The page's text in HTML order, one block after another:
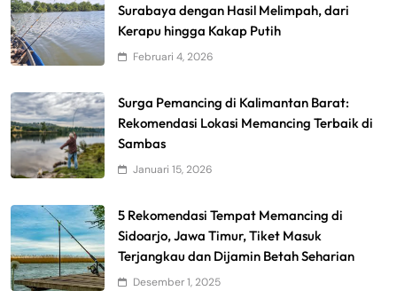
Surabaya dengan Hasil Melimpah, dari
Kerapu hingga Kakap Putih
Februari 4, 2026
Surga Pemancing di Kalimantan Barat:
Rekomendasi Lokasi Memancing Terbaik di
Sambas
Januari 15, 2026
5 Rekomendasi Tempat Memancing di
Sidoarjo, Jawa Timur, Tiket Masuk
Terjangkau dan Dijamin Betah Seharian
Desember 1, 2025